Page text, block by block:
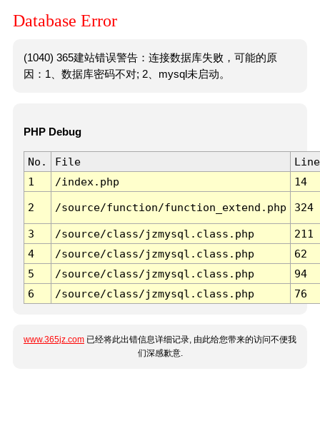
Database Error
(1040) 365建站错误警告：连接数据库失败，可能的原
因：1、数据库密码不对; 2、mysql未启动。
PHP Debug
No. File
Line
1
/index.php 14
2 /source/function/function_extend.php 324
3 /source/class/jzmysql.class.php
211
4
/source/class/jzmysql.class.php
62
5
/source/class/jzmysql.class.php
94
6
/source/class/jzmysql.class.php 76
www.365jz.com 已经将此出错信息详细记录, 由此给您带来的访问不便我
们深感歉意.